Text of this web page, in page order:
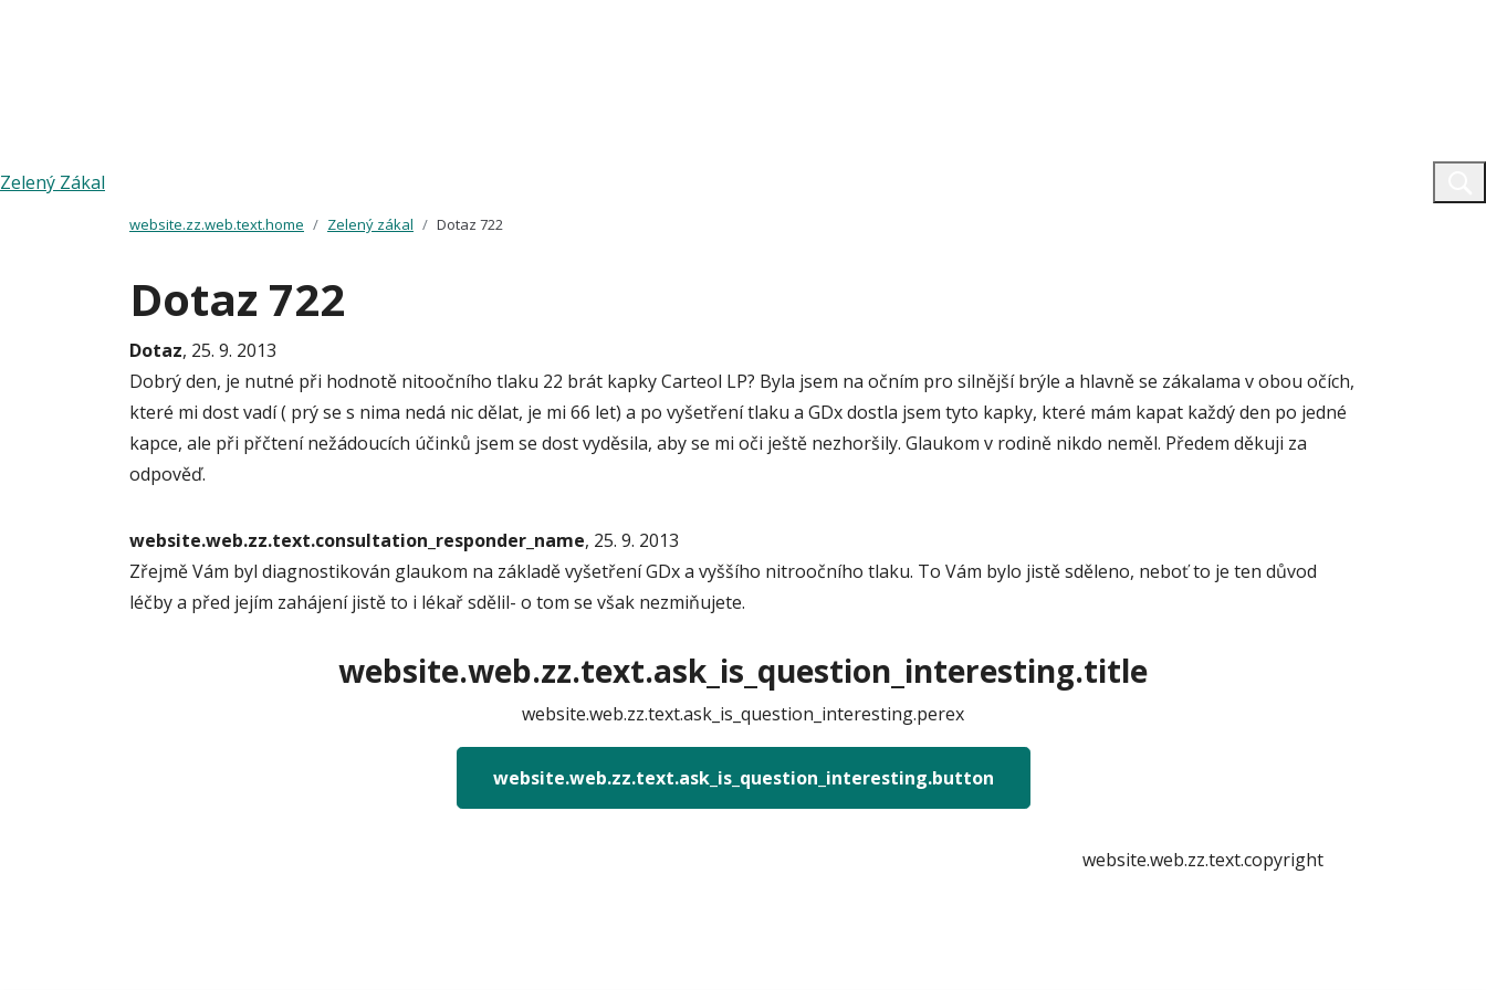
Zelený Zákal
website.zz.web.text.home Zelený zákal Dotaz 722
Dotaz 722
Dotaz, 25. 9. 2013
Dobrý den, je nutné při hodnotě nitoočního tlaku 22 brát kapky Carteol LP? Byla jsem na očním pro silnější brýle a hlavně se zákalama v obou očích,
které mi dost vadí ( prý se s nima nedá nic dělat, je mi 66 let) a po vyšetření tlaku a GDx dostla jsem tyto kapky, které mám kapat každý den po jedné
kapce, ale při přčtení nežádoucích účinků jsem se dost vyděsila, aby se mi oči ještě nezhoršily. Glaukom v rodině nikdo neměl. Předem děkuji za
odpověď.
website.web.zz.text.consultation_responder_name, 25. 9. 2013
Zřejmě Vám byl diagnostikován glaukom na základě vyšetření GDx a vyššího nitroočního tlaku. To Vám bylo jistě sděleno, neboť to je ten důvod
léčby a před jejím zahájení jistě to i lékař sdělil- o tom se však nezmiňujete.
website.web.zz.text.ask_is_question_interesting.title
website.web.zz.text.ask_is_question_interesting.perex
website.web.zz.text.ask_is_question_interesting.button
website.web.zz.text.copyright